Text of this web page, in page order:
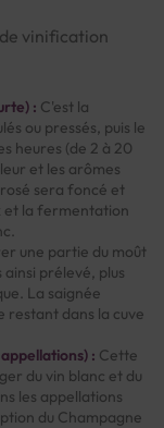
vinification
: C'est la
ou pressés, puis le
heures (de 2 à 20
et les arômes
sera foncé et
et la fermentation
une partie du moût
prélevé, plus
La saignée
dans la cuve
: Cette
du vin blanc et du
les appellations
du Champagne